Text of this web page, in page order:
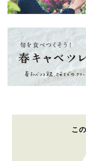
こ